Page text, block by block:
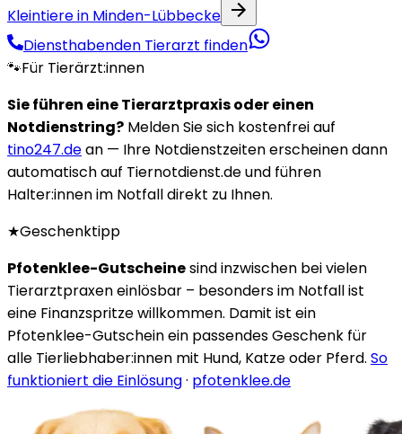
Kleintiere in Minden-Lübbecke
Diensthabenden Tierarzt finden
🐾Für Tierärzt:innen
Sie führen eine Tierarztpraxis oder einen
Notdienstring? Melden Sie sich kostenfrei auf
tino247.dean — Ihre Notdienstzeiten erscheinen dann
automatisch auf Tiernotdienst.de und führen
Halter:innen im Notfall direkt zu Ihnen.
★Geschenktipp
Pfotenklee-Gutscheinesind inzwischen bei vielen
Tierarztpraxen einlösbar – besonders im Notfall ist
eine Finanzspritze willkommen. Damit ist ein
Pfotenklee-Gutschein ein passendes Geschenk für
alle Tierliebhaber:innen mit Hund, Katze oder Pferd. So
funktioniert die Einlösung· pfotenklee.de